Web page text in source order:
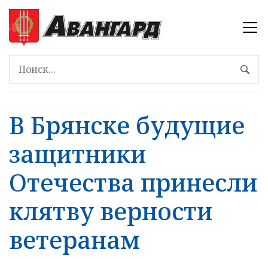
В Брянске будущие
защитники
Отечества принесли
клятву верности
ветеранам